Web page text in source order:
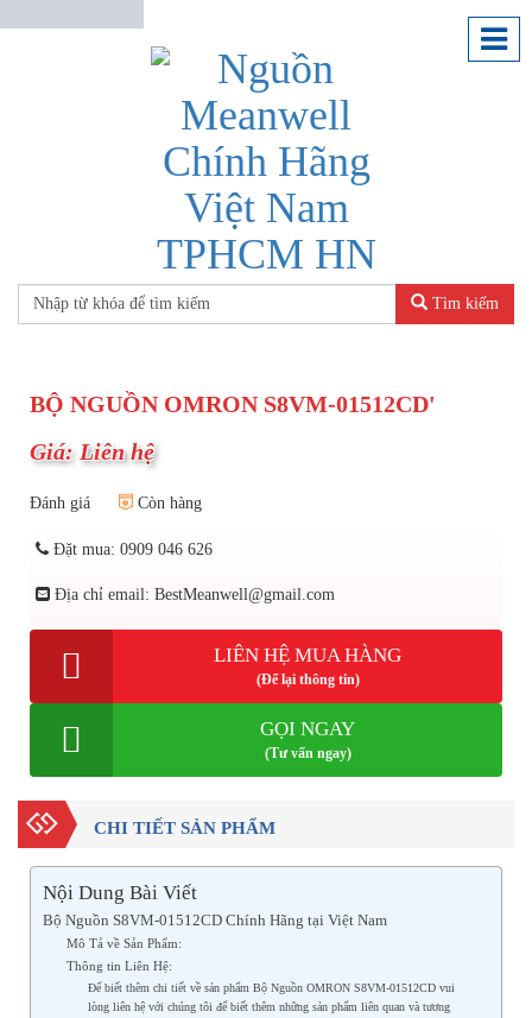
Tìm kiếm
BỘ NGUỒN OMRON S8VM-01512CD'
Giá: Liên hệ
Đánh giá Còn hàng
Đặt mua: 0909 046 626
Địa chỉ email: BestMeanwell@gmail.com
LIÊN HỆ MUA HÀNG
(Để lại thông tin)
GỌI NGAY
(Tư vấn ngay)
CHI TIẾT SẢN PHẨM
Nội Dung Bài Viết
Bộ Nguồn S8VM-01512CD Chính Hãng tại Việt Nam
Mô Tả về Sản Phẩm:
Thông tin Liên Hệ:
Để biết thêm chi tiết về sản phẩm Bộ Nguồn OMRON S8VM-01512CD vui
lòng liên hệ với chúng tôi để biết thêm những sản phẩm liên quan và tương